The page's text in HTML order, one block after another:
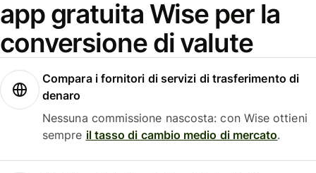
app gratuita Wise per la
conversione di valute
Compara i fornitori di servizi di trasferimento di
denaro
Nessuna commissione nascosta: con Wise ottieni
sempre il tasso di cambio medio di mercato.